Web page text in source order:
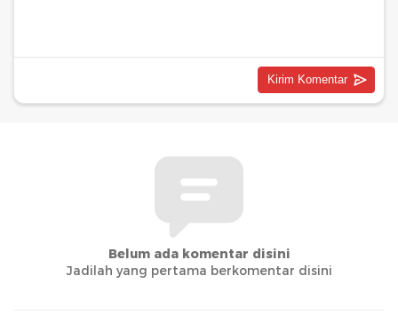
Belum ada komentar disini
Jadilah yang pertama berkomentar disini